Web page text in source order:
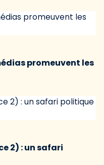
promeuvent les
2) : un safari